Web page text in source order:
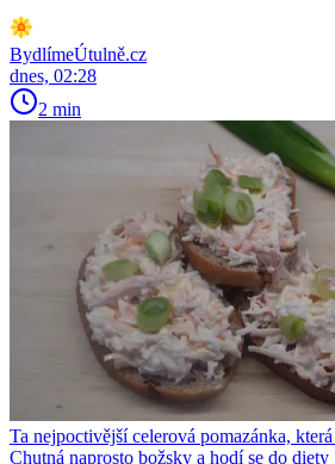
BydlímeÚtulně.cz
dnes, 02:28
2 min
Ta nejpoctivější celerová pomazánka,
Chutná naprosto božsky a hodí se do diety